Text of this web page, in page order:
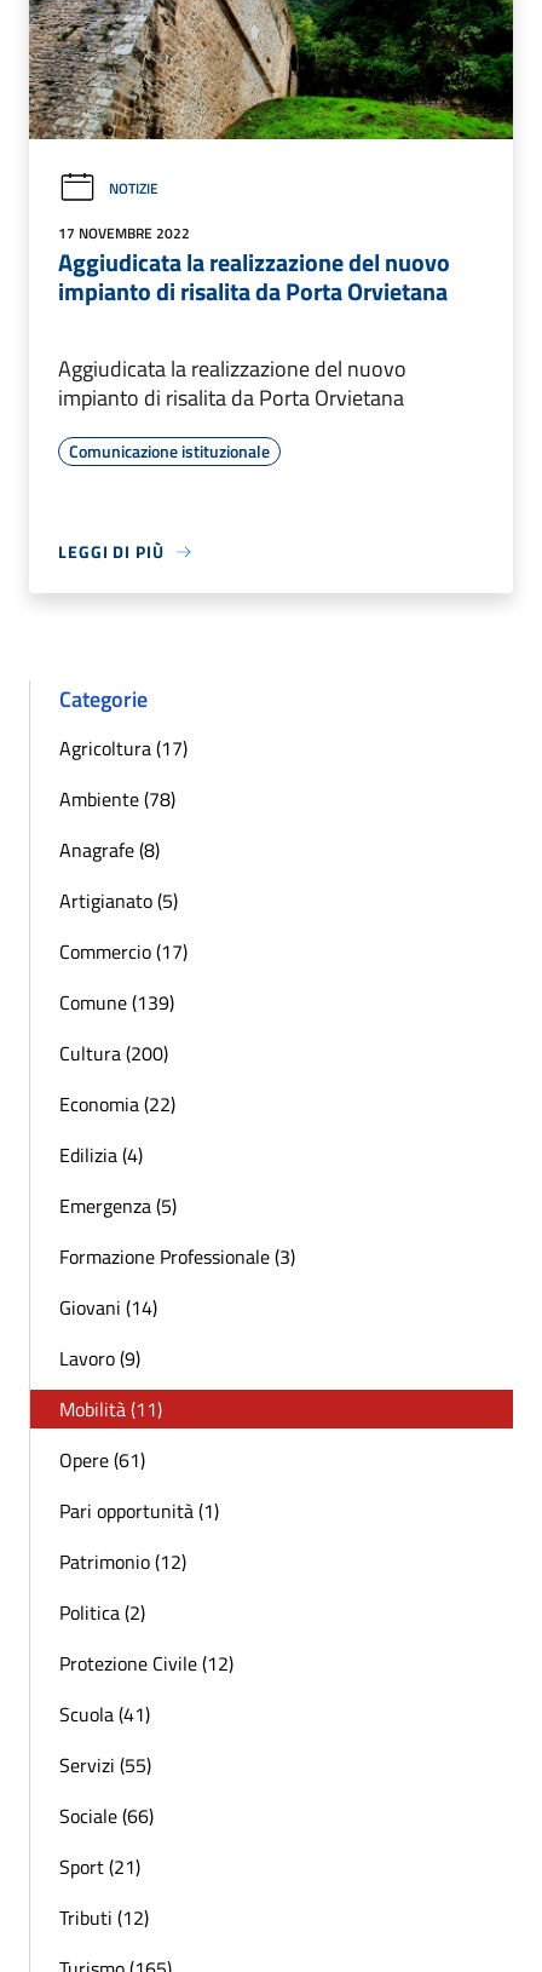
NOTIZIE
17 NOVEMBRE 2022
Aggiudicata la realizzazione del nuovo
impianto di risalita da Porta Orvietana
Aggiudicata la realizzazione del nuovo
impianto di risalita da Porta Orvietana
Comunicazione istituzionale
LEGGI DI PIÙ
Categorie
Agricoltura (17)
Ambiente (78)
Anagrafe (8)
Artigianato (5)
Commercio (17)
Comune (139)
Cultura (200)
Economia (22)
Edilizia (4)
Emergenza (5)
Formazione Professionale (3)
Giovani (14)
Lavoro (9)
Mobilità (11)
Opere (61)
Pari opportunità (1)
Patrimonio (12)
Politica (2)
Protezione Civile (12)
Scuola (41)
Servizi (55)
Sociale (66)
Sport (21)
Tributi (12)